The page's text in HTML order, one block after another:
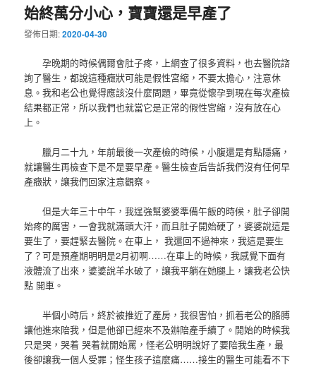
始終萬分小心，寶寶還是早產了
發佈日期:2020-04-30
孕晚期的時候偶爾會肚子疼，上網查了很多資料，也去醫院諮
詢了醫生，都說這種癥狀可能是假性宮縮，不要太擔心，注意休
息。我和老公也覺得應該沒什麼問題，畢竟從懷孕到現在每次產檢
結果都正常，所以我們也就當它是正常的假性宮縮，沒有放在心
上。
臘月二十九，年前最後一次產檢的時候，小腹還是有點隱痛，
就讓醫生再檢查下是不是要早產。醫生檢查后告訴我們沒有任何早
產癥狀，讓我們回家注意觀察。
但是大年三十中午，我逞強幫婆婆準備午飯的時候，肚子卻開
始疼的厲害，一會我就滿頭大汗，而且肚子開始硬了，婆婆說這是
要生了，要趕緊去醫院。在車上， 我還回不過神來，我這是要生
了？可是預產期明明是2月初啊……在車上的時候，我感覺下面有
液體流了出來，婆婆說羊水破了，讓我平躺在她腿上，讓我老公快
點 開車。
半個小時后，終於被推近了產房，我很害怕，抓着老公的胳膊
讓他進來陪我，但是他卻已經來不及辦陪產手續了。開始的時候我
只是哭，哭着 哭着就開始罵，怪老公明明說好了要陪我生產，最
後卻讓我一個人受罪；怪生孩子這麼痛……接生的醫生可能看不下